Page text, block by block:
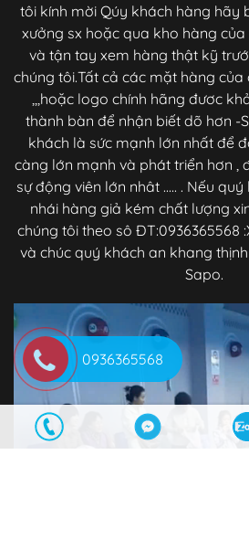
tôi kính mời Qúy khách hàng hãy
xưởng sx hoặc qua kho hàng
và tận tay xem hàng thật kỹ
chúng tôi.Tất cả các mặt hàng
,,,hoặc logo chính hãng đươc
thành bàn để nhận biết dõ hơn -
khách là sức mạnh lớn nhất để
càng lớn mạnh và phát triển hơn ,
sự động viên lớn nhât ..... . Nếu
nhái hàng giả kém chất lượng
chúng tôi theo sô ĐT:0936365568
và chúc quý khách an khang
Sapo.
0936365568